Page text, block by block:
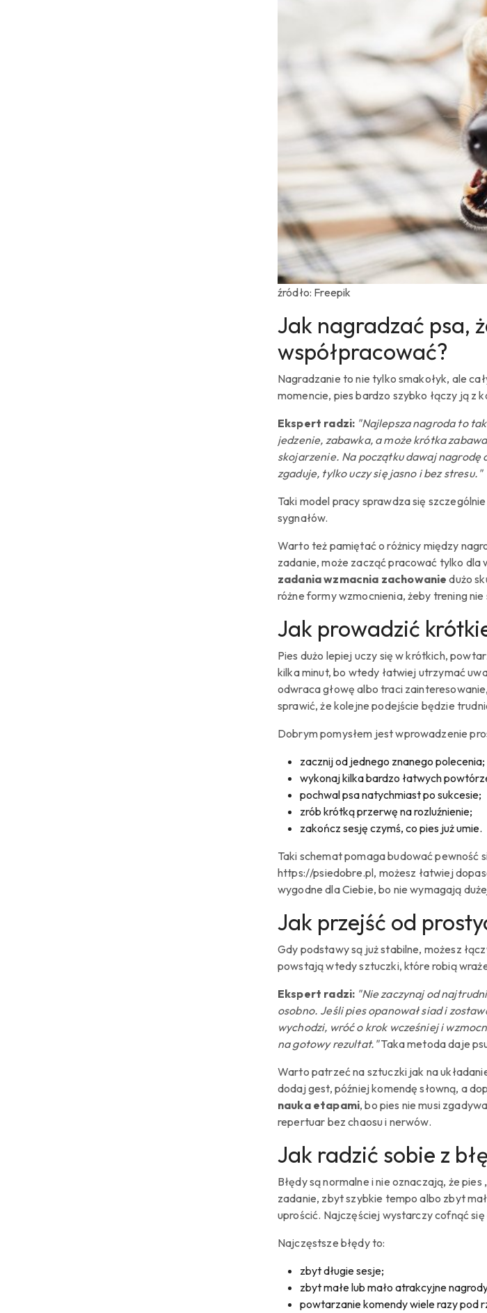
źródło: Freepik
Jak nagradzać psa,
współpracować?
Nagradzanie to nie tylko smakołyk, ale
momencie, pies bardzo szybko łączy ją z
Ekspert radzi: "Najlepsza nagroda to
jedzenie, zabawka, a może krótka
skojarzenie. Na początku dawaj
zgaduje, tylko uczy się jasno i bez stresu."
Taki model pracy sprawdza się
sygnałów.
Warto też pamiętać o różnicy między
zadanie, może zacząć pracować tylko dla
zadania wzmacnia zachowanie dużo
różne formy wzmocnienia, żeby trening nie
Jak prowadzić
Pies dużo lepiej uczy się w krótkich,
kilka minut, bo wtedy łatwiej utrzymać
odwraca głowę albo traci
sprawić, że kolejne podejście będzie
Dobrym pomysłem jest wprowadzenie
zacznij od jednego znanego polecenia;
wykonaj kilka bardzo łatwych
pochwal psa natychmiast po sukcesie;
zrób krótką przerwę na rozluźnienie;
zakończ sesję czymś, co pies już umie.
Taki schemat pomaga budować pewność
https://psiedobre.pl, możesz łatwiej
wygodne dla Ciebie, bo nie wymagają
Jak przejść od
Gdy podstawy są już stabilne, możesz
powstają wtedy sztuczki, które robią
Ekspert radzi: "Nie zaczynaj od
osobno. Jeśli pies opanował siad i
wychodzi, wróć o krok wcześniej i
na gotowy rezultat."Taka metoda daje
Warto patrzeć na sztuczki jak na
dodaj gest, później komendę słowną, a
nauka etapami, bo pies nie musi
repertuar bez chaosu i nerwów.
Jak radzić sobie z
Błędy są normalne i nie oznaczają, że
zadanie, zbyt szybkie tempo albo zbyt
uprościć. Najczęściej wystarczy cofnąć
Najczęstsze błędy to:
zbyt długie sesje;
zbyt małe lub mało atrakcyjne
powtarzanie komendy wiele razy pod